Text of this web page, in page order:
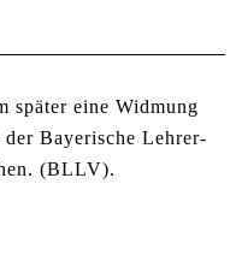
später eine Widmung
Bayerische Lehrer-
(BLLV).